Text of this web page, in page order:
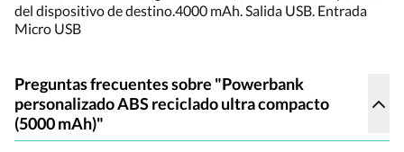
del dispositivo de destino.4000 mAh. Salida USB. Entrada
Micro USB
Preguntas frecuentes sobre "Powerbank
personalizado ABS reciclado ultra compacto
(5000 mAh)"